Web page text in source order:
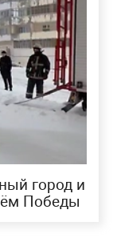
город и
Победы